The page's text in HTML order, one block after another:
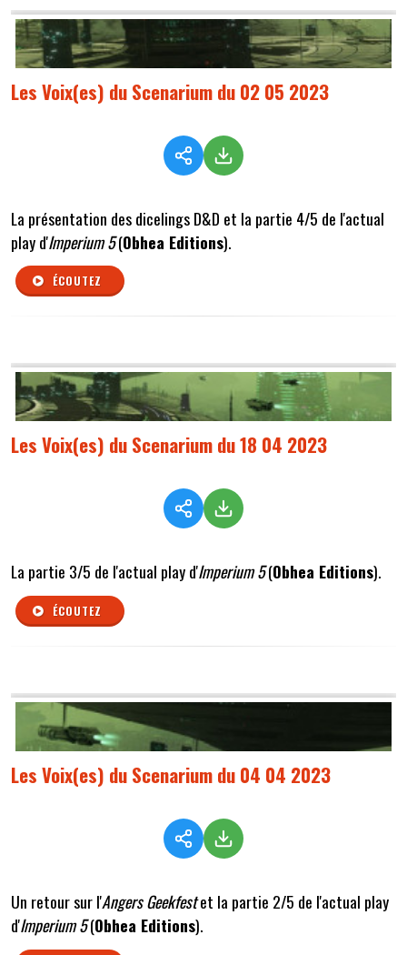
Les Voix(es) du Scenarium du 02 05 2023
La présentation des dicelings D&D et la partie 4/5 de l'actual
play d'Imperium 5(Obhea Editions).
ÉCOUTEZ
Les Voix(es) du Scenarium du 18 04 2023
La partie 3/5 de l'actual play d'Imperium 5(Obhea Editions).
ÉCOUTEZ
Les Voix(es) du Scenarium du 04 04 2023
Un retour sur l'Angers Geekfestet la partie 2/5 de l'actual play
d'Imperium 5(Obhea Editions).